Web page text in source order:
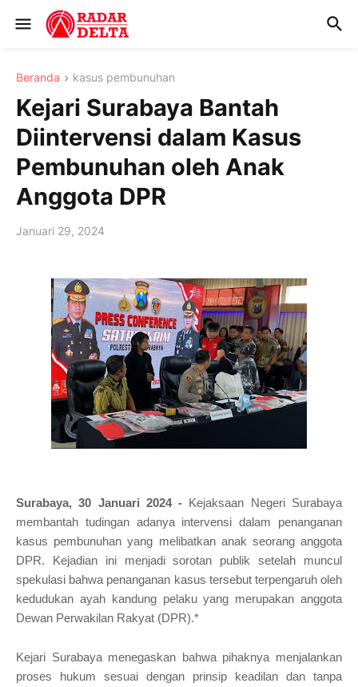
Beranda kasus pembunuhan
Kejari Surabaya Bantah
Diintervensi dalam Kasus
Pembunuhan oleh Anak
Anggota DPR
Januari 29, 2024
Surabaya, 30 Januari 2024 - Kejaksaan Negeri Surabaya
membantah tudingan adanya intervensi dalam penanganan
kasus pembunuhan yang melibatkan anak seorang anggota
DPR. Kejadian ini menjadi sorotan publik setelah muncul
spekulasi bahwa penanganan kasus tersebut terpengaruh oleh
kedudukan ayah kandung pelaku yang merupakan anggota
Dewan Perwakilan Rakyat (DPR).*
Kejari Surabaya menegaskan bahwa pihaknya menjalankan
proses hukum sesuai dengan prinsip keadilan dan tanpa